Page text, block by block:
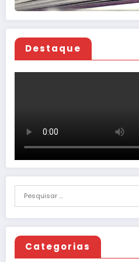
Destaque
Categorias